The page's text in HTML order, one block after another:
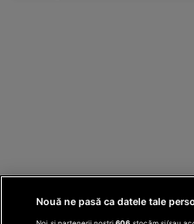
Nouă ne pasă ca datele tale